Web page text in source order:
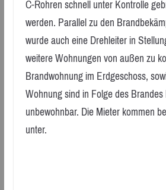
C-Rohren schnell unter Kontrolle
werden. Parallel zu den
wurde auch eine Drehleiter in
weitere Wohnungen von außen zu
Brandwohnung im Erdgeschoss,
Wohnung sind in Folge des
unbewohnbar. Die Mieter kommen
unter.